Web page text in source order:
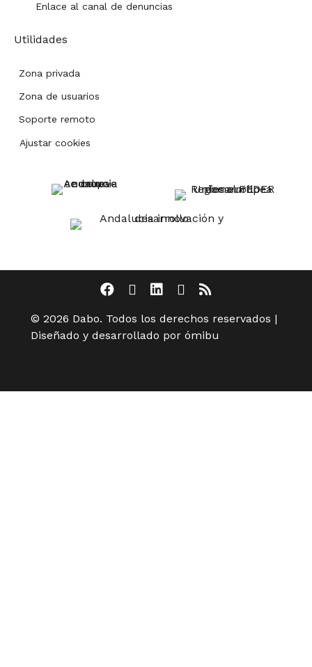
Enlace al canal de denuncias
Utilidades
Zona privada
Zona de usuarios
Soporte remoto
Ajustar cookies
© 2026 Dabo. Todos los derechos reservados |
Diseñado y desarrollado por ómibu